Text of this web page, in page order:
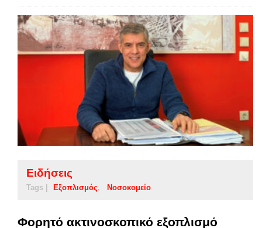
Ειδήσεις
Tags | Εξοπλισμός Νοσοκομείο
Φορητό ακτινοσκοπικό εξοπλισμό